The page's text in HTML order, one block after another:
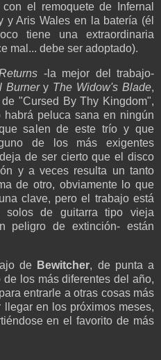
el remoquete de Infernal
y Aris Wales en la batería (él
tiene una extraordinaria
mal... debe ser adoptado).
-la mejor del trabajo-
Burnery The Widow's Blade,
"Cursed By Thy Kingdom",
peluca sana en ningún
salen de este trío y que
de los más exigentes
de ser cierto que el disco
y a veces resulta un tanto
de otro, obviamente lo que
clave, pero el trabajo está
solos de guitarra tipo vieja
peligro de extinción- están
de Bewitcher, de punta a
los más diferentes del año,
entrarle a otras cosas más
en los próximos meses,
en el favorito de más